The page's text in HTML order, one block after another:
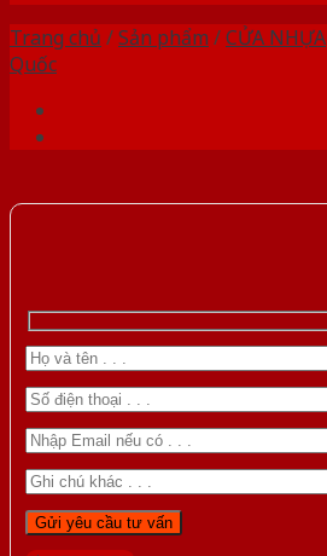
Trang chủ /Sản phẩm /CỬA NHỰA
Quốc